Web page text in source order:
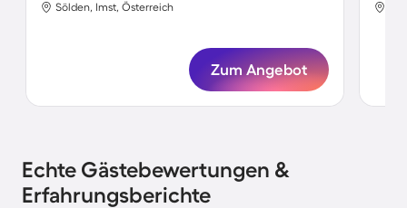
Sölden, Imst, Österreich
Zum Angebot
Echte Gästebewertungen &
Erfahrungsberichte